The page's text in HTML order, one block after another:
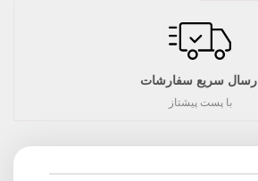
ارسال سریع سفارشات
با پست پیشتاز